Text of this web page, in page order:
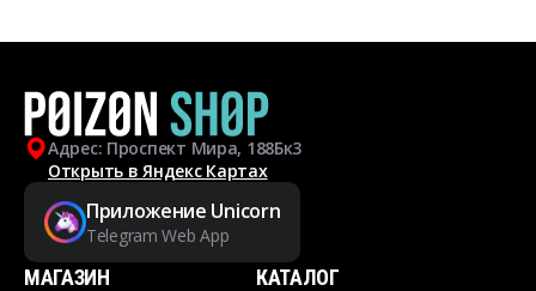
Адрес: Проспект Мира, 188Бк3
Открыть в Яндекс Картах
Приложение Unicorn
Telegram Web App
МАГАЗИН КАТАЛОГ